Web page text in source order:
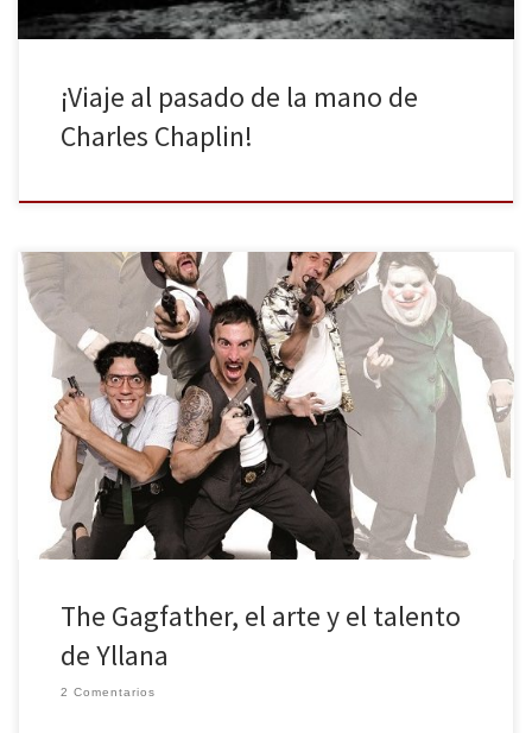
¡Viaje al pasado de la mano de
Charles Chaplin!
La ventaja de acudir a un espectáculo que ya lleva meses en cartel
y que regresa a Madrid después de más de un año de exitosa gira
por España, es que hay gran cantidad de documentación.
Reportajes, entrevistas y crónicas donde recoger impresiones,
contrastar valoraciones y enriquecer el texto propio. […]
The Gagfather, el arte y el talento
de Yllana
2 Comentarios